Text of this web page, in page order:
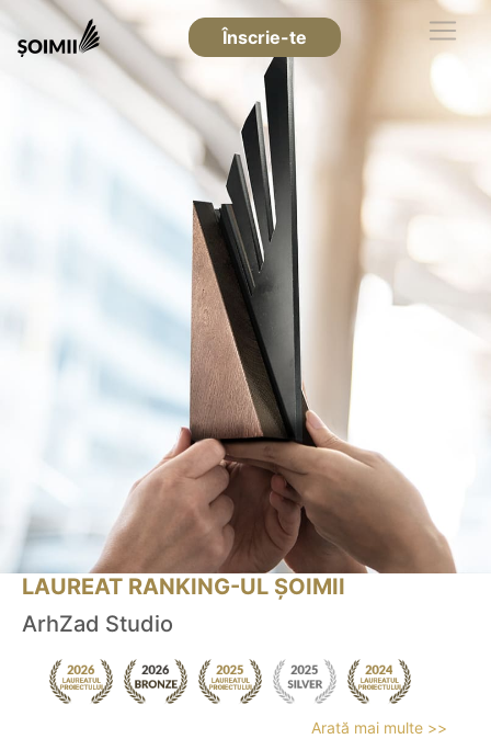
Înscrie-te
LAUREAT RANKING-UL ȘOIMII
ArhZad Studio
Arată mai multe >>